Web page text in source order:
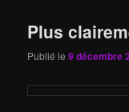
Plus
Publié le9 décembre